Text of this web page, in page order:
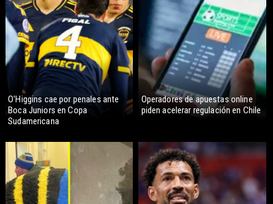
O'Higgins cae por penales ante
Boca Juniors en Copa
Sudamericana
Operadores de apuestas online
piden acelerar regulación en Chile